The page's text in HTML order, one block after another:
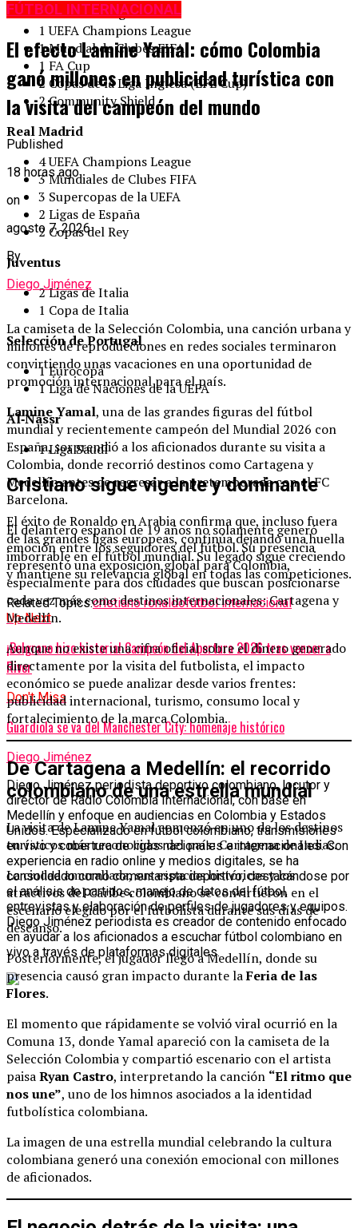
3 Premier League
1 UEFA Champions League
1 Mundial de Clubes FIFA
1 FA Cup
2 Copas de la Liga Inglesa (EFL Cup)
2 Community Shield
Real Madrid
4 UEFA Champions League
3 Mundiales de Clubes FIFA
3 Supercopas de la UEFA
2 Ligas de España
2 Copas del Rey
Juventus
2 Ligas de Italia
1 Copa de Italia
Selección de Portugal
1 Eurocopa
1 Liga de Naciones de la UEFA
Al‑Nassr
1 Liga Saudí
Cristiano sigue vigente y dominante
El éxito de Ronaldo en Arabia confirma que, incluso fuera
de las grandes ligas europeas, continúa dejando una huella
imborrable en el fútbol mundial. Su legado sigue creciendo
y mantiene su relevancia global en todas las competiciones.
Related Topics:cristiano ronaldofútbol internacional
Up Next
¡Belgrano hizo historia! Campeón del Apertura 2026 tras vencer a
River
Don't Miss
Guardiola se va del Manchester City: homenaje histórico
Diego Jiménez
Diego Jiménez periodista deportivo colombiano, locutor y
director de Radio Colombia Internacional, con base en
Medellín y enfoque en audiencias en Colombia y Estados
Unidos. Especializado en fútbol colombiano, transmisiones
en vivo y cobertura de ligas nacionales e internacionales. Con
experiencia en radio online y medios digitales, se ha
consolidado como comentarista deportivo, destacándose por
el análisis de partidos, manejo de datos del fútbol,
entrevistas y elaboración de perfiles de jugadores y equipos.
Diego Jiménez periodista es creador de contenido enfocado
en ayudar a los aficionados a escuchar fútbol colombiano en
vivo a través de plataformas digitales.
FÚTBOL INTERNACIONAL
El efecto Lamine Yamal: cómo Colombia
ganó millones en publicidad turística con
la visita del campeón del mundo
Published
18 horas ago
on
agosto 7, 2026
By
Diego Jiménez
La camiseta de la Selección Colombia, una canción urbana y
millones de reproducciones en redes sociales terminaron
convirtiendo unas vacaciones en una oportunidad de
promoción internacional para el país.
Lamine Yamal, una de las grandes figuras del fútbol
mundial y recientemente campeón del Mundial 2026 con
España, sorprendió a los aficionados durante su visita a
Colombia, donde recorrió destinos como Cartagena y
Medellín antes de regresar a la pretemporada con el FC
Barcelona.
El delantero español de 19 años no solamente generó
emoción entre los seguidores del fútbol. Su presencia
representó una exposición global para Colombia,
especialmente para dos ciudades que buscan posicionarse
cada vez más como destinos internacionales: Cartagena y
Medellín.
Aunque no existe una cifra oficial sobre el dinero generado
directamente por la visita del futbolista, el impacto
económico se puede analizar desde varios frentes:
publicidad internacional, turismo, consumo local y
fortalecimiento de la marca Colombia.
De Cartagena a Medellín: el recorrido
colombiano de una estrella mundial
La visita de Lamine Yamal comenzó en uno de los destinos
turísticos más reconocidos del país: Cartagena de Indias.
La ciudad amurallada, sus espacios históricos y los
atractivos del Caribe colombiano se convirtieron en el
escenario elegido por el futbolista durante sus días de
descanso.
Posteriormente, el jugador llegó a Medellín, donde su
presencia causó gran impacto durante laFeria de las
Flores.
El momento que rápidamente se volvió viral ocurrió en la
Comuna 13, donde Yamal apareció con la camiseta de la
Selección Colombia y compartió escenario con el artista
paisaRyan Castro, interpretando la canción “El ritmo que
nos une”, uno de los himnos asociados a la identidad
futbolística colombiana.
La imagen de una estrella mundial celebrando la cultura
colombiana generó una conexión emocional con millones
de aficionados.